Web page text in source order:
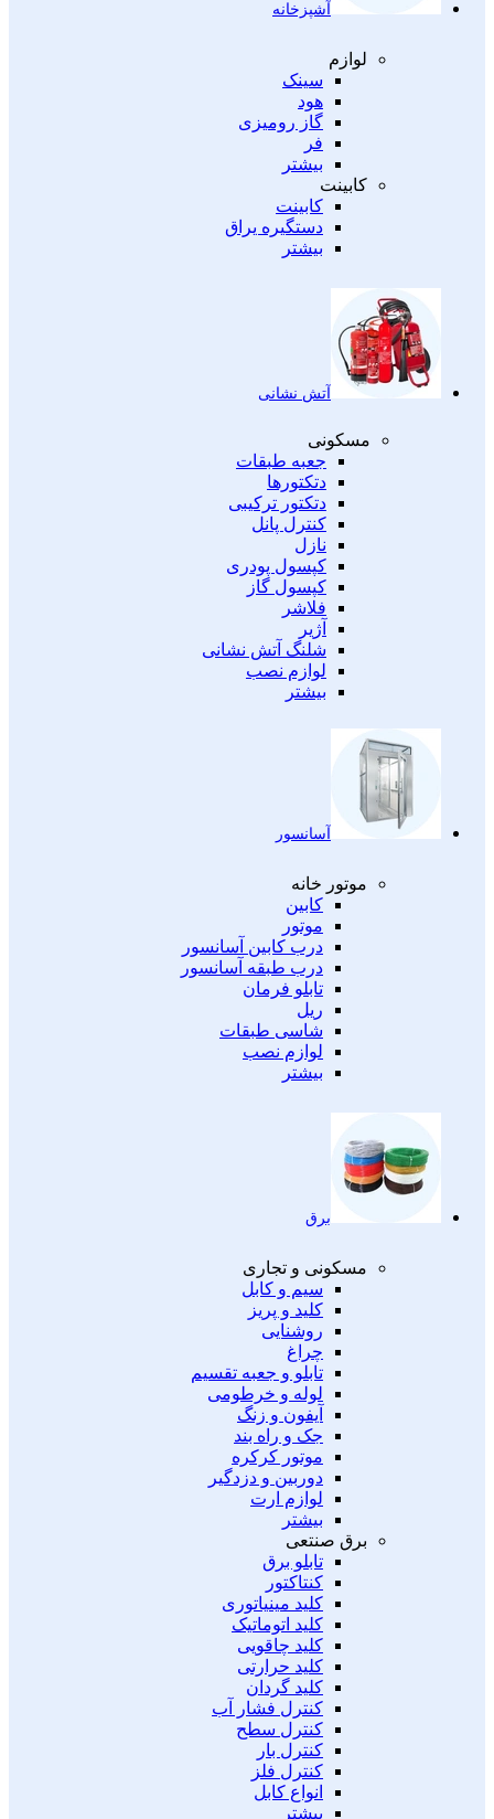
آشپزخانه
لوازم
سینک
هود
گاز رومیزی
فر
بیشتر
کابینت
کابینت
دستگیره یراق
بیشتر
آتش نشانی
مسکونی
جعبه طبقات
دتکتورها
دتکتور ترکیبی
کنترل پانل
نازل
کپسول پودری
کپسول گاز
فلاشر
آژیر
شلنگ آتش نشانی
لوازم نصب
بیشتر
آسانسور
موتور خانه
کابین
موتور
درب کابین آسانسور
درب طبقه آسانسور
تابلو فرمان
ریل
شاسی طبقات
لوازم نصب
بیشتر
برق
مسکونی و تجاری
سیم و کابل
کلید و پریز
روشنایی
چراغ
تابلو و جعبه تقسیم
لوله و خرطومی
آیفون و زنگ
جک و راه بند
موتور کرکره
دوربین و دزدگیر
لوازم ارت
بیشتر
برق صنتعی
تابلو برق
کنتاکتور
کلید مینیاتوری
کلید اتوماتیک
کلید چاقویی
کلید حرارتی
کلید گردان
کنترل فشار آب
کنترل سطح
کنترل بار
کنترل فلز
انواع کابل
بیشتر